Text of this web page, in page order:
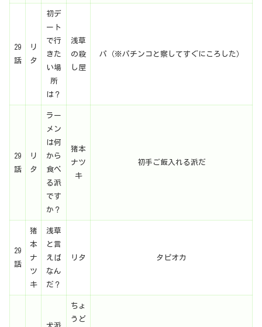
29
話
リ
タ
初デ
ート
で行
きた
い場
所
は？
浅草
の殺
し屋
パ（※パチンコと察してすぐにころした）
29
話
リ
タ
ラー
メン
は何
から
食べ
る派
です
か？
猪本
ナツ
キ
初手ご飯入れる派だ
29
話
猪
本
ナ
ツ
キ
浅草
と言
えば
なん
だ？
リタ タピオカ
犬派
ちょ
うど